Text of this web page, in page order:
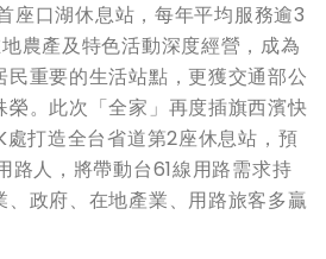
座口湖休息站，每年平均服務逾3
農產及特色活動深度經營，成為
重要的生活站點，更獲交通部公
榮。此次「全家」再度插旗西濱快
打造全台省道第2座休息站，預
路人，將帶動台61線用路需求持
政府、在地產業、用路旅客多贏